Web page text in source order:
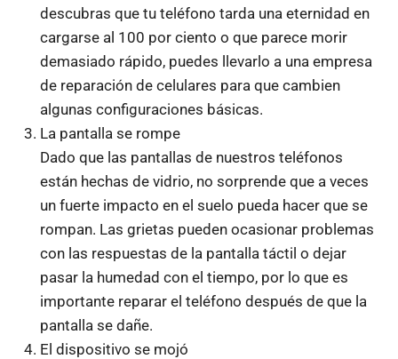
descubras que tu teléfono tarda una eternidad en
cargarse al 100 por ciento o que parece morir
demasiado rápido, puedes llevarlo a una empresa
de reparación de celulares para que cambien
algunas configuraciones básicas.
La pantalla se rompe
Dado que las pantallas de nuestros teléfonos
están hechas de vidrio, no sorprende que a veces
un fuerte impacto en el suelo pueda hacer que se
rompan. Las grietas pueden ocasionar problemas
con las respuestas de la pantalla táctil o dejar
pasar la humedad con el tiempo, por lo que es
importante reparar el teléfono después de que la
pantalla se dañe.
El dispositivo se mojó